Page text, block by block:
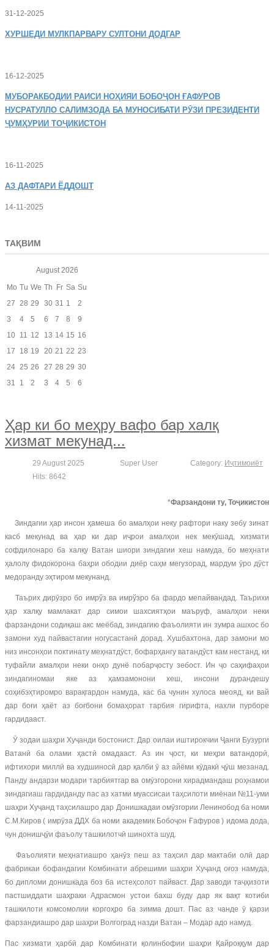
31-12-2025
ХУРШЕДИ МУЛКПАРВАРУ СУЛТОНИ ДОДГАР
16-12-2025
МУБОРАКБОДИИ РАИСИ НОҲИЯИ БОБОҶОН ҒАФУРОВ
НУСРАТУЛЛО САЛИМЗОДА БА МУНОСИБАТИ РӮЗИ ПРЕЗИДЕНТИ
ҶУМҲУРИИ ТОҶИКИСТОН
16-11-2025
АЗ ДАФТАРИ ЁДДОШТ
14-11-2025
ТАҚВИМ
August 2026
Mo Tu We Th Fr Sa Su
27 28 29 30 31 1
2
3
4 5 6 7 8
9
10 11 12 13 14 15 16
17
18 19 20 21 22 23
24 25 26 27 28 29 30
31
1 2 3 4 5 6
Ҳар ки бо меҳру вафо бар халқ
хизмат мекунад...
29 August 2025 Super User Category: Иҷтимоиёт
Hits: 8642
*Фарзандони ту, Тоҷикистон
Зиндагии ҳар инсон ҳамеша бо амалҳои неку рафтори наку зебу зинат
касб мекунад ва ҳар ки дар иҷрои амалҳои нек мекӯшад, хизмати
софдилонаро ба халқу Ватан шиори зиндагии хеш намуда, бо меҳнати
ҳалолу фидокорона баҳри ободии диёр саҳм мегузорад, мардум ӯро дӯст
медоранду эҳтиром мекунанд.
Таърих дирӯзро бо имрўз ва имрўзро ба фардо мепайвандад. Таърихи
ҳар халқу мамлакат дар симои шахсиятҳои маъруф, амалҳои неки
фарзандони содиқаш акс меёбад, зиндагию фаъолияти ин зумра ашхос бо
замони худ пайвастагии ногусастанӣ дорад. Хушбахтона, дар замони мо
низ инсонҳои поктинату меҳнатдӯст, бофарҳангу ватандӯст кам нестанд, ки
туфайли амалҳои неки онҳо дунё побарҷосту зебост. Ин ҷо саҳифаҳои
зиндагиномаи яке аз ҳамзамонони хеш, инсони дурандешу
соҳибэҳтиромро варақгардон намуда, кас ба чунин хулоса меояд, ки вай
дар боғи ҳаёт аз боғбони бомаҳорат тарбия гирифта, нахли пурборе
гардидааст.
Ӯ зодаи шаҳри Хуҷанди бостонист. Дар оилаи иштирокчии Ҷанги Бузурги
Ватанӣ ба олами ҳастӣ омадааст. Аз ин ҷост, ки меҳри ватандорӣ,
ифтихори миллӣ ва худшиносӣ дар қалби ӯ аз айёми кӯдакӣ ҷӯш мезанад.
Панду андарзи модари тарбиятгар ва омӯзгорони хирадмандаш роҳнамои
зиндагиаш гардиданду пас аз хатми муассисаи таҳсилоти миёнаи №11-уми
шаҳри Хуҷанд таҳсилашро дар Донишкадаи омӯзгории Ленинобод ба номи
С.М.Киров ( имрӯза ДДХ ба номи академик Бобоҷон Ғафуров ) идома дода,
чун донишҷӯи фаъолу ташкилотчӣ шинохта шуд.
Фаъолияти меҳнатиашро ҳанӯз пеш аз таҳсил дар мактаби олӣ дар
фабрикаи бофандагии Комбинати абрешими шаҳри Хуҷанд оғоз намуда,
бо дипломи донишкада боз ба истеҳсолот пайваст. Дар заводи таҷҳизоти
пастшиддати шаҳраки Адрасмон устои бахш буду дар як вақт котиби
ташкилоти комсомолии коргоҳро ба зимма дошт. Пас аз чанде ӯ қарзи
фарзандиашро дар шаҳри Волгоград назди Ватан – Модар адо намуд.
Пас хизмати ҳарбӣ дар Комбинати қолинбофии шаҳри Қайроққум дар